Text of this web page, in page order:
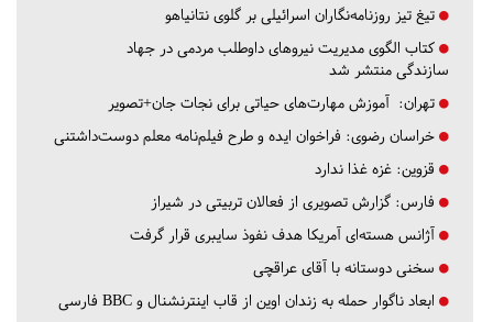
تیغ تیز روزنامه‌نگاران اسرائیلی بر گلوی نتانیاهو
کتاب الگوی مدیریت نیروهای داوطلب مردمی در جهاد
سازندگی منتشر شد
تهران: آموزش مهارت‌های حیاتی برای نجات جان+تصویر
خراسان رضوی: فراخوان ایده و طرح فیلم‌نامه معلم دوست‌داشتنی
قزوین: غزه غذا ندارد
فارس: گزارش تصویری از فعالان تربیتی در شیراز
آژانس هسته‌ای آمریکا هدف نفوذ سایبری قرار گرفت
سخنی دوستانه با آقای عراقچی
ابعاد ناگوار حمله به زندان اوین از قاب اینترنشنال و BBC فارسی